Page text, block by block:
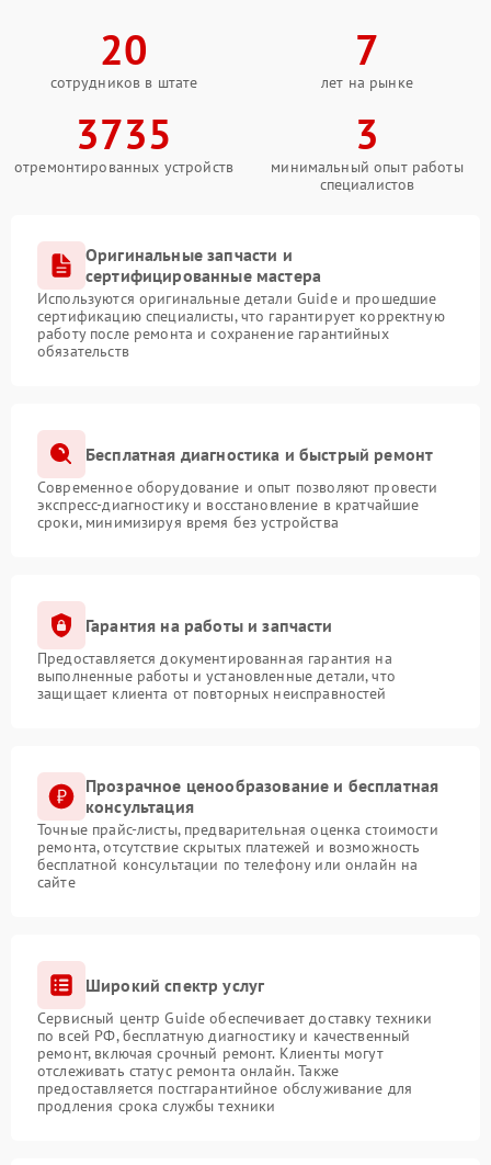
20
сотрудников в штате
7
лет на рынке
3735
отремонтированных устройств
3
минимальный опыт работы
специалистов
Оригинальные запчасти и
сертифицированные мастера
Используются оригинальные детали Guide и прошедшие
сертификацию специалисты, что гарантирует корректную
работу после ремонта и сохранение гарантийных
обязательств
Бесплатная диагностика и быстрый ремонт
Современное оборудование и опыт позволяют провести
экспресс-диагностику и восстановление в кратчайшие
сроки, минимизируя время без устройства
Гарантия на работы и запчасти
Предоставляется документированная гарантия на
выполненные работы и установленные детали, что
защищает клиента от повторных неисправностей
Прозрачное ценообразование и бесплатная
консультация
Точные прайс-листы, предварительная оценка стоимости
ремонта, отсутствие скрытых платежей и возможность
бесплатной консультации по телефону или онлайн на
сайте
Широкий спектр услуг
Сервисный центр Guide обеспечивает доставку техники
по всей РФ, бесплатную диагностику и качественный
ремонт, включая срочный ремонт. Клиенты могут
отслеживать статус ремонта онлайн. Также
предоставляется постгарантийное обслуживание для
продления срока службы техники